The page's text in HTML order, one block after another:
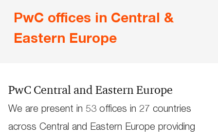
PwC offices in Central &
Eastern Europe
PwC Central and Eastern Europe
We are present in 53 offices in 27 countries
across Central and Eastern Europe providing